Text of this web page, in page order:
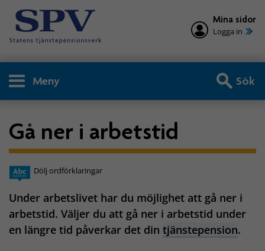
Mina sidor
Logga in
Meny Sök
Gå ner i arbetstid
Dölj ordförklaringar
Under arbetslivet har du möjlighet att gå ner i
arbetstid. Väljer du att gå ner i arbetstid under
en längre tid påverkar det din tjänstepension.